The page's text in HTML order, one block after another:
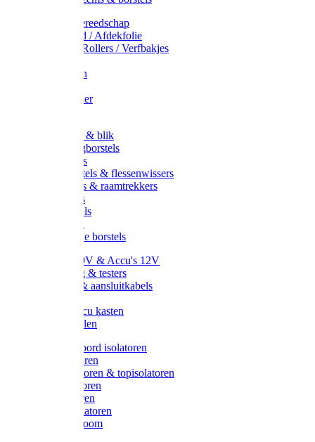
Schildersgereedschap
Afplakband / Afdekfolie
Kwasten / Rollers / Verfbakjes
Afdekfoliën
Schuurpapier
Handveger & blik
Voetenveegborstels
Handvegers
Afwasborstels & flessenwissers
Wasborstels & raamtrekkers
Tonborstels
Werkborstels
Hygienische borstels
Batterijen 9V & Accu's 12V
Beveiliging & testers
Kabelsets & aansluitkabels
Metalen accu kasten
Zonnepanelen
Draad & koord isolatoren
Ringisolatoren
Extra isolatoren & topisolatoren
Hoekisolatoren
Lintisolatoren
Afstandisolatoren
Isolatorenboom